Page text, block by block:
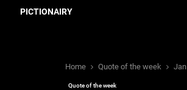
PICTIONAIRY
Home Quote of the week
Quote of the week